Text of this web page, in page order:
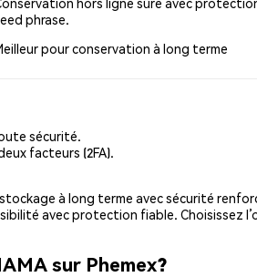
phrase.
pourconservation à long terme
sécurité.
facteurs (2FA).
à long terme avec sécurité
avec protection fiable. Choisissez
sur Phemex?